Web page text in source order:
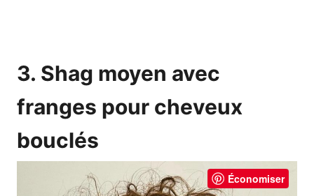
3. Shag moyen avec
franges pour cheveux
bouclés
Économiser